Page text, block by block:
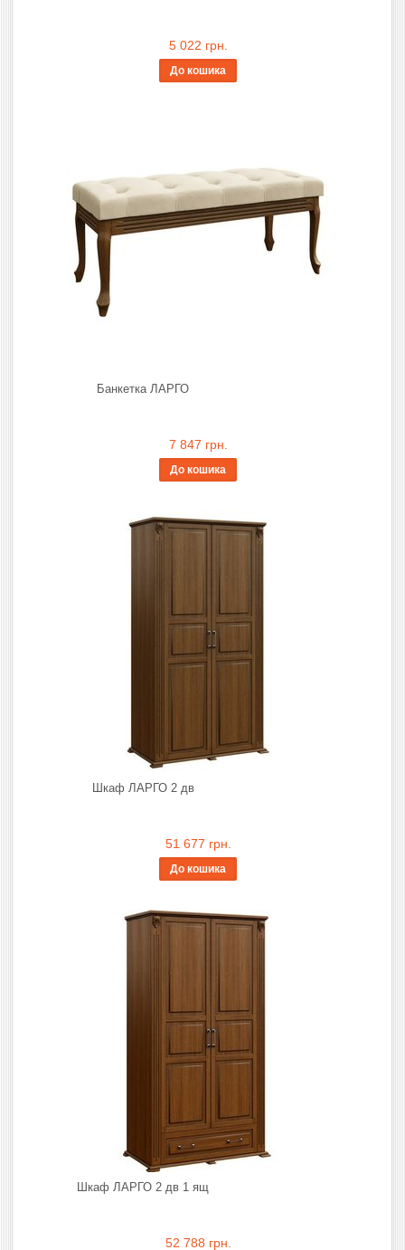
5 022 грн.
До кошика
Банкетка ЛАРГО
7 847 грн.
До кошика
Шкаф ЛАРГО 2 дв
51 677 грн.
До кошика
Шкаф ЛАРГО 2 дв 1 ящ
52 788 грн.